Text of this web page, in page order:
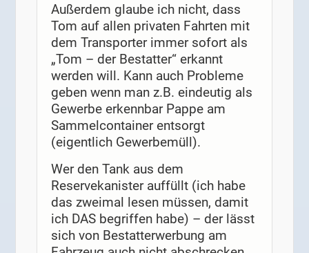
Außerdem glaube ich nicht, dass
Tom auf allen privaten Fahrten mit
dem Transporter immer sofort als
„Tom – der Bestatter“ erkannt
werden will. Kann auch Probleme
geben wenn man z.B. eindeutig als
Gewerbe erkennbar Pappe am
Sammelcontainer entsorgt
(eigentlich Gewerbemüll).
Wer den Tank aus dem
Reservekanister auffüllt (ich habe
das zweimal lesen müssen, damit
ich DAS begriffen habe) – der lässt
sich von Bestatterwerbung am